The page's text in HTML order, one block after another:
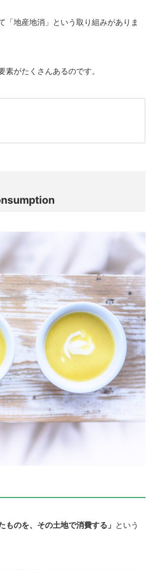
地産地消」という取り組みがありま
がたくさんあるのです。
ものを、その土地で消費する」 という